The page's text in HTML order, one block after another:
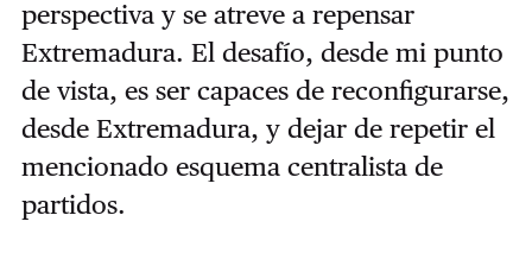
perspectiva y se atreve a repensar
Extremadura. El desafío, desde mi punto
de vista, es ser capaces de reconfigurarse,
desde Extremadura, y dejar de repetir el
mencionado esquema centralista de
partidos.